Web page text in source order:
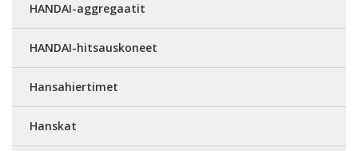
HANDAI-aggregaatit
HANDAI-hitsauskoneet
Hansahiertimet
Hanskat